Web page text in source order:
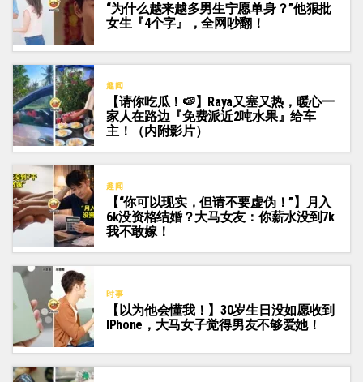
“为什么越来越多男生宁愿单身？”他狠批
女生『4个字』，全网吵翻！
趣闻
【请你吃瓜！🍉】Raya又塞又热，暖心一
家人在路边『免费派近2吨水果』给车
主！（内附影片）
趣闻
【“你可以现实，但请不要虚伪！”】月入
6k没资格结婚？大马女友：你薪水没到7k
我不敢嫁！
时事
【以为他会懂我！】30岁生日没如愿收到
IPhone，大马女子觉得男友不够爱她！